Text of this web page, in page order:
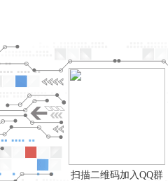
扫描二维码加入QQ群